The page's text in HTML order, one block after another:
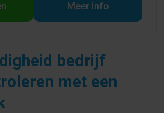
Meer info
bedrijf
met een